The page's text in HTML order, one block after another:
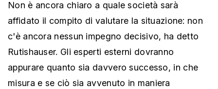
Non è ancora chiaro a quale società sarà
affidato il compito di valutare la situazione: non
c'è ancora nessun impegno decisivo, ha detto
Rutishauser. Gli esperti esterni dovranno
appurare quanto sia davvero successo, in che
misura e se ciò sia avvenuto in maniera